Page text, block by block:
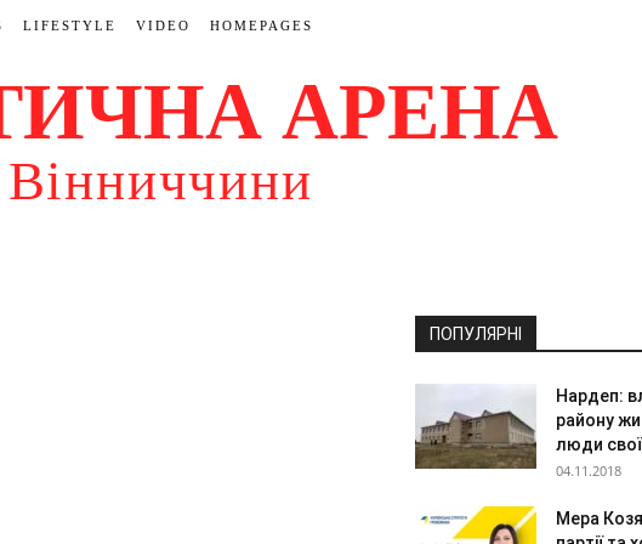
LIFESTYLE VIDEO HOMEPAGES
АРЕНА
Вінниччини
ПОПУЛЯРНІ
Нардеп:
району
люди
04.11.2018
Мера